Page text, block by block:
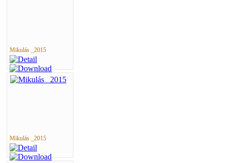
Mikulás _2015
Mikulás _2015